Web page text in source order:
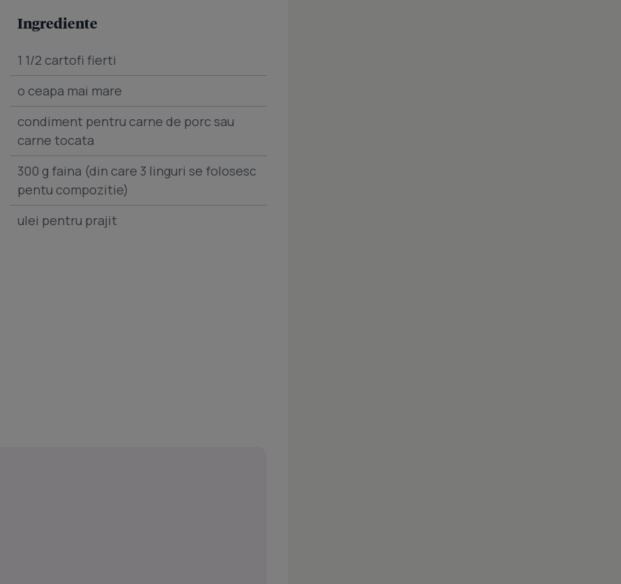
Ingrediente
1 1/2 cartofi fierti
o ceapa mai mare
condiment pentru carne de porc sau
carne tocata
300 g faina (din care 3 linguri se folosesc
pentu compozitie)
ulei pentru prajit